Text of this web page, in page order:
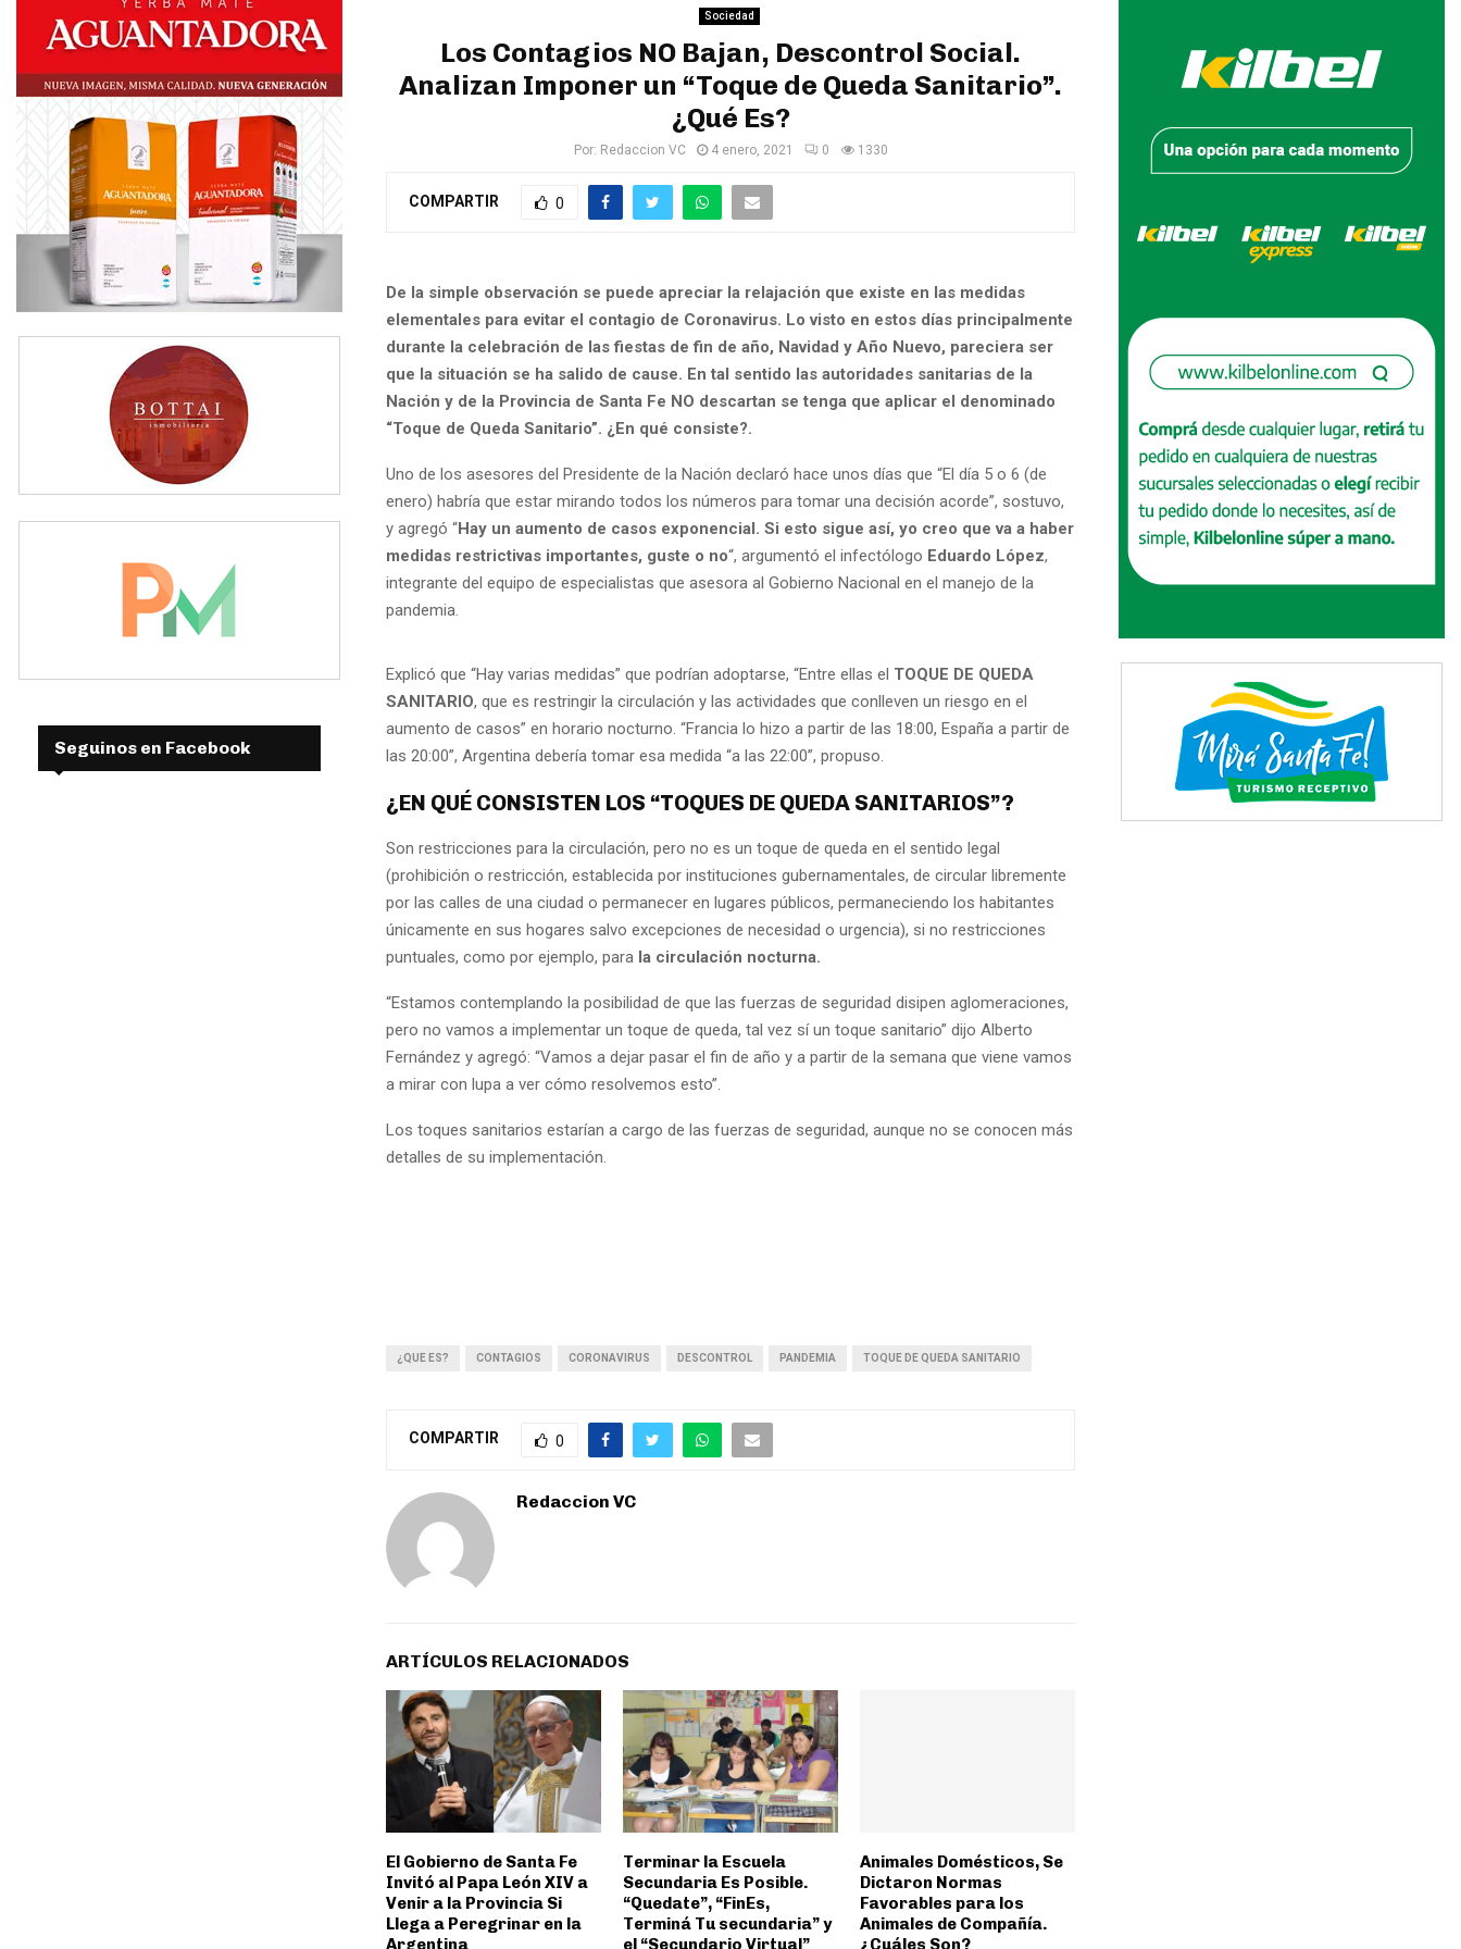
Sociedad
Los Contagios NO Bajan, Descontrol Social.
Analizan Imponer un “Toque de Queda Sanitario”.
¿Qué Es?
Por: Redaccion VC 4 enero, 2021 0 1330
COMPARTIR 0
De la simple observación se puede apreciar la relajación que existe en las medidas
elementales para evitar el contagio de Coronavirus. Lo visto en estos días principalmente
durante la celebración de las fiestas de fin de año, Navidad y Año Nuevo, pareciera ser
que la situación se ha salido de cause. En tal sentido las autoridades sanitarias de la
Nación y de la Provincia de Santa Fe NO descartan se tenga que aplicar el denominado
“Toque de Queda Sanitario”. ¿En qué consiste?.
Uno de los asesores del Presidente de la Nación declaró hace unos días que “El día 5 o 6 (de
enero) habría que estar mirando todos los números para tomar una decisión acorde”, sostuvo,
y agregó “Hay un aumento de casos exponencial. Si esto sigue así, yo creo que va a haber
medidas restrictivas importantes, guste o no“, argumentó el infectólogo Eduardo López,
integrante del equipo de especialistas que asesora al Gobierno Nacional en el manejo de la
pandemia.
Explicó que “Hay varias medidas” que podrían adoptarse, “Entre ellas el TOQUE DE QUEDA
SANITARIO, que es restringir la circulación y las actividades que conlleven un riesgo en el
aumento de casos” en horario nocturno. “Francia lo hizo a partir de las 18:00, España a partir de
las 20:00”, Argentina debería tomar esa medida “a las 22:00”, propuso.
¿EN QUÉ CONSISTEN LOS “TOQUES DE QUEDA SANITARIOS”?
Son restricciones para la circulación, pero no es un toque de queda en el sentido legal
(prohibición o restricción, establecida por instituciones gubernamentales, de circular libremente
por las calles de una ciudad o permanecer en lugares públicos, permaneciendo los habitantes
únicamente en sus hogares salvo excepciones de necesidad o urgencia), si no restricciones
puntuales, como por ejemplo, para la circulación nocturna.
“Estamos contemplando la posibilidad de que las fuerzas de seguridad disipen aglomeraciones,
pero no vamos a implementar un toque de queda, tal vez sí un toque sanitario” dijo Alberto
Fernández y agregó: “Vamos a dejar pasar el fin de año y a partir de la semana que viene vamos
a mirar con lupa a ver cómo resolvemos esto”.
Los toques sanitarios estarían a cargo de las fuerzas de seguridad, aunque no se conocen más
detalles de su implementación.
¿QUE ES? CONTAGIOS CORONAVIRUS DESCONTROL PANDEMIA TOQUE DE QUEDA SANITARIO
COMPARTIR 0
Redaccion VC
ARTÍCULOS RELACIONADOS
El Gobierno de Santa Fe
Invitó al Papa León XIV a
Venir a la Provincia Si
Llega a Peregrinar en la
Terminar la Escuela
Secundaria Es Posible.
“Quedate”, “FinEs,
Terminá Tu secundaria” y
Animales Domésticos, Se
Dictaron Normas
Favorables para los
Animales de Compañía.
Seguinos en Facebook